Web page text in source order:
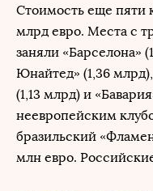
Стоимость еще пяти
млрд евро. Места с
заняли «Барселона»
Юнайтед» (1,36
(1,13 млрд) и
неевропейским
бразильский
млн евро.